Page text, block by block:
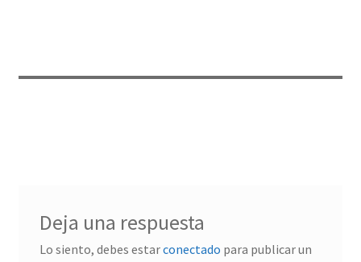
Deja una respuesta
Lo siento, debes estarconectado para publicar un